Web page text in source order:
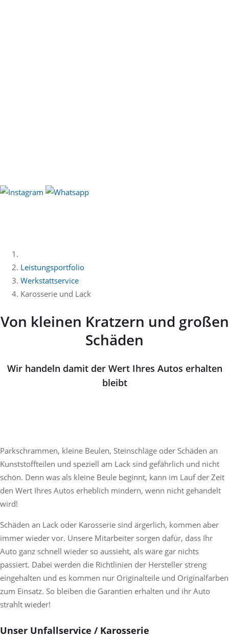
Leistungsportfolio
Werkstattservice
Karosserie und Lack
Von kleinen Kratzern und großen
Schäden
Wir handeln damit der Wert Ihres Autos erhalten
bleibt
Parkschrammen, kleine Beulen, Steinschläge oder Schäden an
Kunststoffteilen und speziell am Lack sind gefährlich und nicht
schön. Denn was als kleine Beule beginnt, kann im Lauf der Zeit
den Wert Ihres Autos erheblich mindern, wenn nicht gehandelt
wird!
Schäden an Lack oder Karosserie sind ärgerlich, kommen aber
immer wieder vor. Unsere Mitarbeiter sorgen dafür, dass Ihr
Auto ganz schnell wieder so aussieht, als wäre gar nichts
passiert. Dabei werden die Richtlinien der Hersteller streng
eingehalten und es kommen nur Originalteile und Originalfarben
zum Einsatz. So bleiben die Garantien erhalten und ihr Auto
strahlt wieder!
Unser Unfallservice / Karosserie